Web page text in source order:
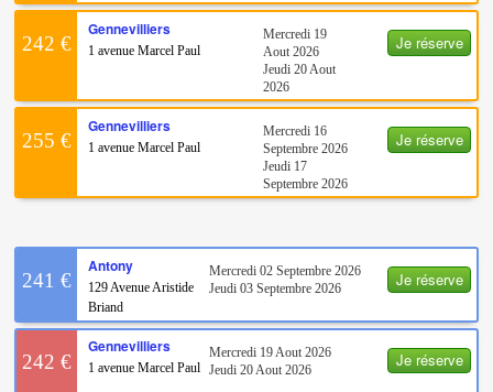
Je réserve
242 €
Gennevilliers
1 avenue Marcel Paul
Mercredi 19
Aout 2026
Jeudi 20 Aout
2026
Je réserve
255 €
Gennevilliers
1 avenue Marcel Paul
Mercredi 16
Septembre 2026
Jeudi 17
Septembre 2026
Je réserve
241 €
Antony
129 Avenue Aristide
Briand
Mercredi 02 Septembre 2026
Jeudi 03 Septembre 2026
Je réserve
242 €
Gennevilliers
1 avenue Marcel Paul
Mercredi 19 Aout 2026
Jeudi 20 Aout 2026